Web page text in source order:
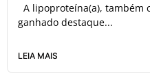
A lipoproteína(a), também
ganhado destaque...
LEIA MAIS